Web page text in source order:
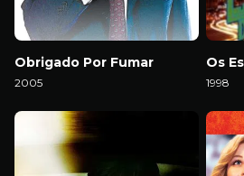
Obrigado Por Fumar
2005 1998